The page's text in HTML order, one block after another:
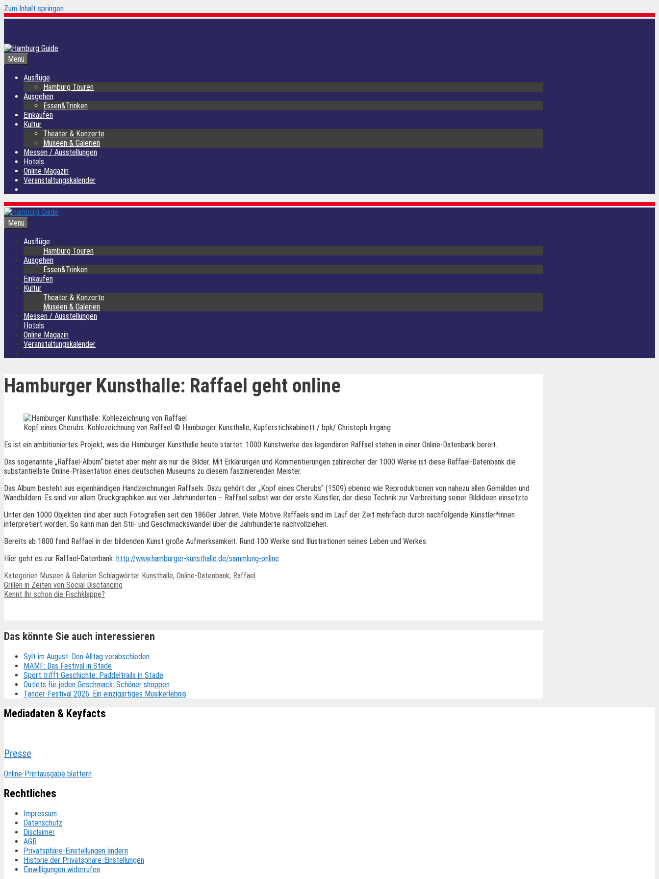
Zum Inhalt springen
Menü
Ausflüge
Hamburg Touren
Ausgehen
Essen&Trinken
Einkaufen
Kultur
Theater & Konzerte
Museen & Galerien
Messen / Ausstellungen
Hotels
Online Magazin
Veranstaltungskalender
Menü
Ausflüge
Hamburg Touren
Ausgehen
Essen&Trinken
Einkaufen
Kultur
Theater & Konzerte
Museen & Galerien
Messen / Ausstellungen
Hotels
Online Magazin
Veranstaltungskalender
Hamburger Kunsthalle: Raffael geht online
Kopf eines Cherubs: Kohlezeichnung von Raffael © Hamburger Kunsthalle, Kupferstichkabinett / bpk/ Christoph Irrgang
Es ist ein ambitioniertes Projekt, was die Hamburger Kunsthalle heute startet: 1000 Kunstwerke des legendären Raffael stehen in einer Online-Datenbank bereit.
Das sogenannte „Raffael-Album“ bietet aber mehr als nur die Bilder. Mit Erklärungen und Kommentierungen zahlreicher der 1000 Werke ist diese Raffael-Datenbank die
substantiellste Online-Präsentation eines deutschen Museums zu diesem faszinierenden Meister.
Das Album besteht aus eigenhändigen Handzeichnungen Raffaels. Dazu gehört der „Kopf eines Cherubs“ (1509) ebenso wie Reproduktionen von nahezu allen Gemälden und
Wandbildern. Es sind vor allem Druckgraphiken aus vier Jahrhunderten – Raffael selbst war der erste Künstler, der diese Technik zur Verbreitung seiner Bildideen einsetzte.
Unter den 1000 Objekten sind aber auch Fotografien seit den 1860er Jahren. Viele Motive Raffaels sind im Lauf der Zeit mehrfach durch nachfolgende Künstler*innen
interpretiert worden. So kann man den Stil- und Geschmackswandel über die Jahrhunderte nachvollziehen.
Bereits ab 1800 fand Raffael in der bildenden Kunst große Aufmerksamkeit. Rund 100 Werke sind Illustrationen seines Leben und Werkes.
Hier geht es zur Raffael-Datenbank: http://www.hamburger-kunsthalle.de/sammlung-online
Kategorien Museen & Galerien Schlagwörter Kunsthalle, Online-Datenbank, Raffael
Grillen in Zeiten von Social Disctancing
Kennt Ihr schon die Fischklappe?
Das könnte Sie auch interessieren
Sylt im August: Den Alltag verabschieden
MAMF: Das Festival in Stade
Sport trifft Geschichte: Paddeltrails in Stade
Outlets für jeden Geschmack: Schöner shoppen
Tønder-Festival 2026: Ein einzigartiges Musikerlebnis
Mediadaten & Keyfacts
Presse
Online-Printausgabe blättern
Rechtliches
Impressum
Datenschutz
Disclaimer
AGB
Privatsphäre-Einstellungen ändern
Historie der Privatsphäre-Einstellungen
Einwilligungen widerrufen